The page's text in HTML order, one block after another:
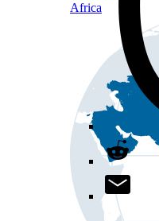
Africa